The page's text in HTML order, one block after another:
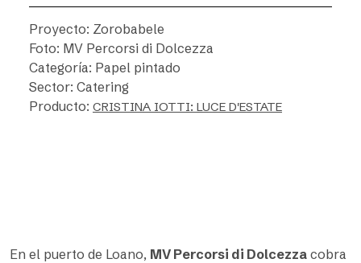
Proyecto: Zorobabele
Foto: MV Percorsi di Dolcezza
Categoría: Papel pintado
Sector: Catering
Producto: CRISTINA IOTTI: LUCE D'ESTATE
En el puerto de Loano, MV Percorsi di Dolcezza cobra